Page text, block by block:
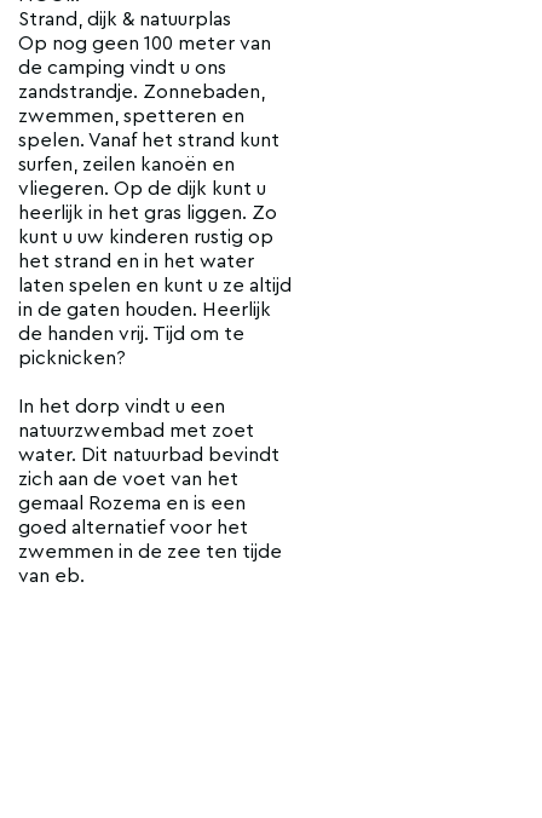
Strand, dijk & natuurplas
Op nog geen 100 meter van
de camping vindt u ons
zandstrandje. Zonnebaden,
zwemmen, spetteren en
spelen. Vanaf het strand kunt
surfen, zeilen kanoën en
vliegeren. Op de dijk kunt u
heerlijk in het gras liggen. Zo
kunt u uw kinderen rustig op
het strand en in het water
laten spelen en kunt u ze altijd
in de gaten houden. Heerlijk
de handen vrij. Tijd om te
picknicken?
In het dorp vindt u een
natuurzwembad met zoet
water. Dit natuurbad bevindt
zich aan de voet van het
gemaal Rozema en is een
goed alternatief voor het
zwemmen in de zee ten tijde
van eb.